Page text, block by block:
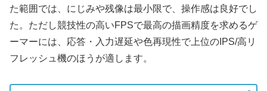
た範囲では、にじみや残像は最小限で、操作感は良好でし
た。ただし競技性の高いFPSで最高の描画精度を求めるゲ
ーマーには、応答・入力遅延や色再現性で上位のIPS/高リ
フレッシュ機のほうが適します。